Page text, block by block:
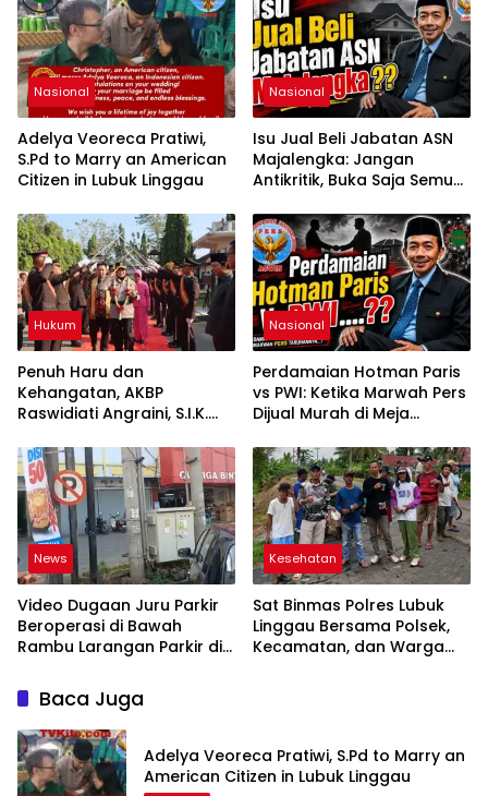
Nasional
Adelya Veoreca Pratiwi,
S.Pd to Marry an American
Citizen in Lubuk Linggau
Nasional
Isu Jual Beli Jabatan ASN
Majalengka: Jangan
Antikritik, Buka Saja Semua
Jabatan kepada Publik
Oleh: Aceng Syamsul
Hadie, S.Sos., MM. Ketua
Dewan Pembina Pusat
ASWIN
Hukum
Penuh Haru dan
Kehangatan, AKBP
Raswidiati Angraini, S.I.K.
Lampung Utara
Nasional
Perdamaian Hotman Paris
vs PWI: Ketika Marwah Pers
Dijual Murah di Meja
Syamsul Hadie (ASH)”
News
Video Dugaan Juru Parkir
Beroperasi di Bawah
Rambu Larangan Parkir di
Warganet Soroti Dugaan
Pelanggaran
Kesehatan
Sat Binmas Polres Lubuk
Linggau Bersama Polsek,
Kecamatan, dan Warga
Baca Juga
Adelya Veoreca Pratiwi, S.Pd to Marry an
American Citizen in Lubuk Linggau